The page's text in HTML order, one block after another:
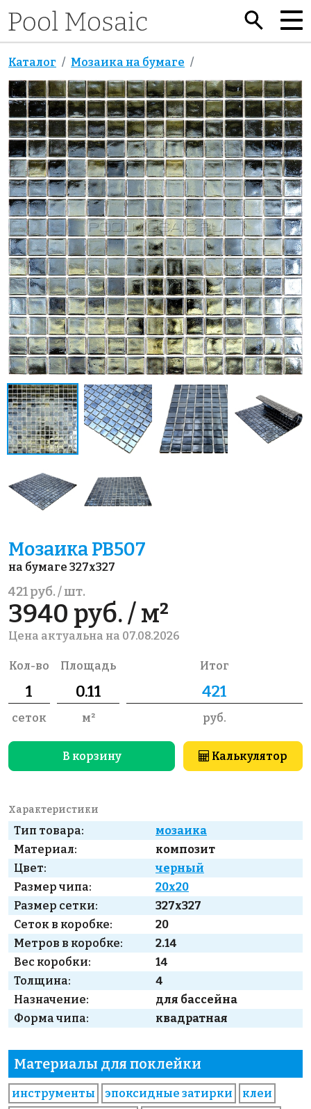
Каталог Мозаика на бумаге
Мозаика PB507
на бумаге 327x327
421 руб. / шт.
3940 руб. / м²
Цена актуальна на 07.08.2026
Кол-во
сеток
Площадь
м²
Итог
руб.
В корзину Калькулятор
Характеристики
Тип товара:
мозаика
Материал:
композит
Цвет:
черный
Размер чипа:
20x20
Размер сетки:
327x327
Сеток в коробке:
20
Метров в коробке:
2.14
Вес коробки:
14
Толщина:
4
Назначение:
для бассейна
Форма чипа:
квадратная
Материалы для поклейки
инструменты эпоксидные затирки
клеи